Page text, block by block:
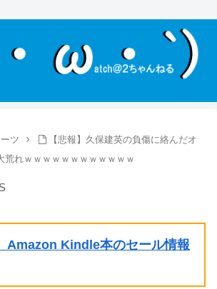
ツ
【悲報】久保建英の負傷に絡んだオ
荒れｗｗｗｗｗｗｗｗｗｗｗｗ
Amazon Kindle本のセール情報